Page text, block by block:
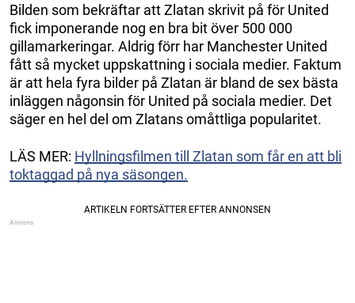
Bilden som bekräftar att Zlatan skrivit på för United
fick imponerande nog en bra bit över 500 000
gillamarkeringar. Aldrig förr har Manchester United
fått så mycket uppskattning i sociala medier. Faktum
är att hela fyra bilder på Zlatan är bland de sex bästa
inläggen någonsin för United på sociala medier. Det
säger en hel del om Zlatans omåttliga popularitet.
LÄS MER: Hyllningsfilmen till Zlatan som får en att bli
toktaggad på nya säsongen.